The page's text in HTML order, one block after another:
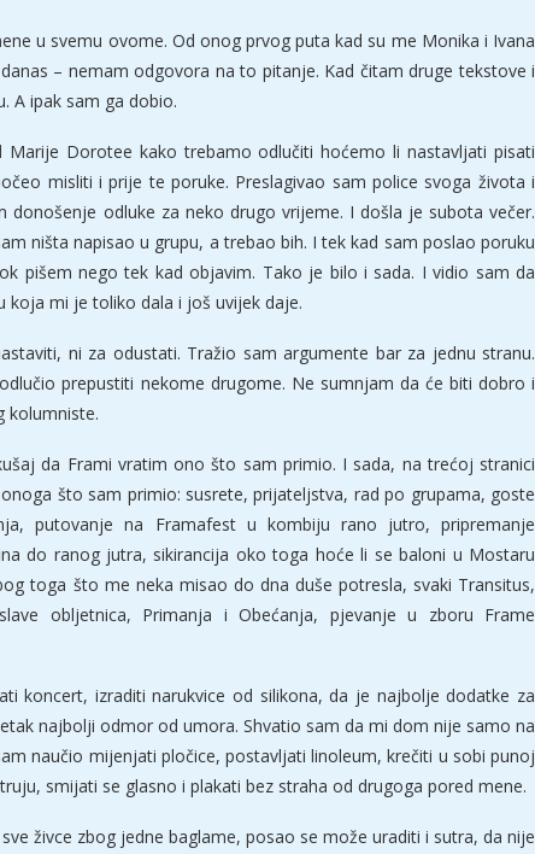
u svemu ovome. Od onog prvog puta kad su me Monika i Ivana
– nemam odgovora na to pitanje. Kad čitam druge tekstove i
A ipak sam ga dobio.
Dorotee kako trebamo odlučiti hoćemo li nastavljati pisati
misliti i prije te poruke. Preslagivao sam police svoga života i
odluke za neko drugo vrijeme. I došla je subota večer.
ništa napisao u grupu, a trebao bih. I tek kad sam poslao poruku
pišem nego tek kad objavim. Tako je bilo i sada. I vidio sam da
koja mi je toliko dala i još uvijek daje.
ni za odustati. Tražio sam argumente bar za jednu stranu.
prepustiti nekome drugome. Ne sumnjam da će biti dobro i
kolumniste.
da Frami vratim ono što sam primio. I sada, na trećoj stranici
što sam primio: susrete, prijateljstva, rad po grupama, goste
putovanje na Framafest u kombiju rano jutro, pripremanje
do ranog jutra, sikirancija oko toga hoće li se baloni u Mostaru
toga što me neka misao do dna duše potresla, svaki Transitus,
obljetnica, Primanja i Obećanja, pjevanje u zboru Frame
koncert, izraditi narukvice od silikona, da je najbolje dodatke za
najbolji odmor od umora. Shvatio sam da mi dom nije samo na
naučio mijenjati pločice, postavljati linoleum, krečiti u sobi punoj
smijati se glasno i plakati bez straha od drugoga pored mene.
živce zbog jedne baglame, posao se može uraditi i sutra, da nije